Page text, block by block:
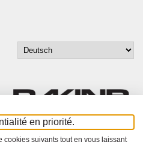
en priorité.
cookies suivants tout en vous laissant